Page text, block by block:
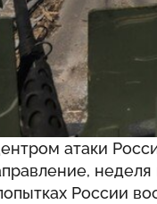
атаки
России